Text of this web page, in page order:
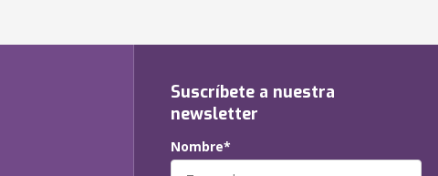
Suscríbete a nuestra
newsletter
Nombre*